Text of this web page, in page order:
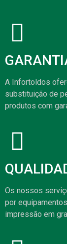
A Infortoldos
substituição de
produtos com
Os nossos
por
impressão em